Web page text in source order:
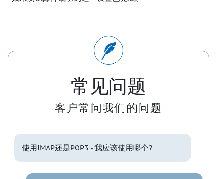
常见问题
客户常问我们的问题
使用IMAP还是POP3 - 我应该使用哪个?